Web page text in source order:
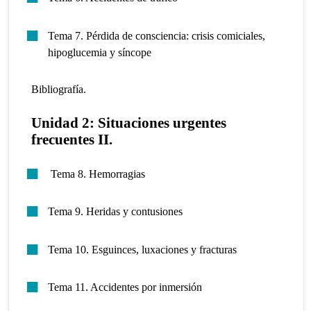
Tema 7. Pérdida de consciencia: crisis comiciales,
hipoglucemia y síncope
Bibliografía.
Unidad 2: Situaciones urgentes
frecuentes II.
Tema 8. Hemorragias
Tema 9. Heridas y contusiones
Tema 10. Esguinces, luxaciones y fracturas
Tema 11. Accidentes por inmersión